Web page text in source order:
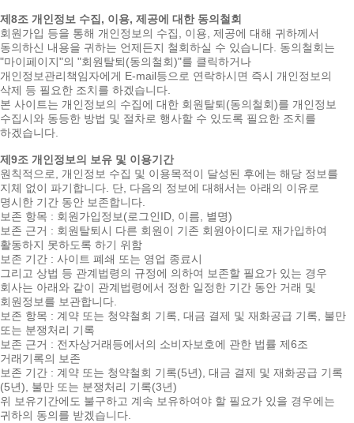
제8조 개인정보 수집, 이용, 제공에 대한 동의철회
회원가입 등을 통해 개인정보의 수집, 이용, 제공에 대해 귀하께서
동의하신 내용을 귀하는 언제든지 철회하실 수 있습니다. 동의철회는
"마이페이지"의 "회원탈퇴(동의철회)"를 클릭하거나
개인정보관리책임자에게 E-mail등으로 연락하시면 즉시 개인정보의
삭제 등 필요한 조치를 하겠습니다.
본 사이트는 개인정보의 수집에 대한 회원탈퇴(동의철회)를 개인정보
수집시와 동등한 방법 및 절차로 행사할 수 있도록 필요한 조치를
하겠습니다.
제9조 개인정보의 보유 및 이용기간
원칙적으로, 개인정보 수집 및 이용목적이 달성된 후에는 해당 정보를
지체 없이 파기합니다. 단, 다음의 정보에 대해서는 아래의 이유로
명시한 기간 동안 보존합니다.
보존 항목 : 회원가입정보(로그인ID, 이름, 별명)
보존 근거 : 회원탈퇴시 다른 회원이 기존 회원아이디로 재가입하여
활동하지 못하도록 하기 위함
보존 기간 : 사이트 폐쇄 또는 영업 종료시
그리고 상법 등 관계법령의 규정에 의하여 보존할 필요가 있는 경우
회사는 아래와 같이 관계법령에서 정한 일정한 기간 동안 거래 및
회원정보를 보관합니다.
보존 항목 : 계약 또는 청약철회 기록, 대금 결제 및 재화공급 기록, 불만
또는 분쟁처리 기록
보존 근거 : 전자상거래등에서의 소비자보호에 관한 법률 제6조
거래기록의 보존
보존 기간 : 계약 또는 청약철회 기록(5년), 대금 결제 및 재화공급 기록
(5년), 불만 또는 분쟁처리 기록(3년)
위 보유기간에도 불구하고 계속 보유하여야 할 필요가 있을 경우에는
귀하의 동의를 받겠습니다.